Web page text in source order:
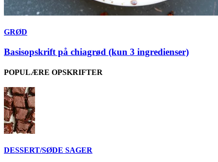
GRØD
Basisopskrift på chiagrød (kun 3 ingredienser)
POPULÆRE OPSKRIFTER
DESSERT/SØDE SAGER